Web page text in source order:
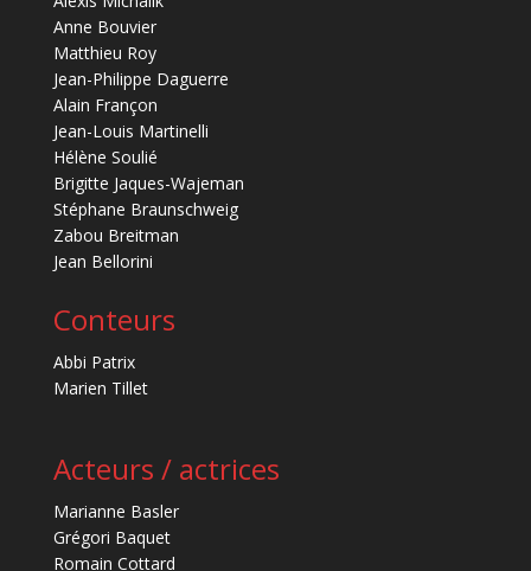
Anne Bouvier
Matthieu Roy
Jean-Philippe Daguerre
Alain Françon
Jean-Louis Martinelli
Hélène Soulié
Brigitte Jaques-Wajeman
Stéphane Braunschweig
Zabou Breitman
Jean Bellorini
Conteurs
Abbi Patrix
Marien Tillet
Acteurs / actrices
Marianne Basler
Grégori Baquet
Romain Cottard